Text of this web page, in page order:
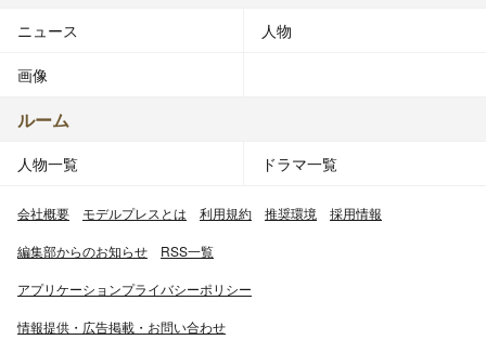
ニュース 人物
画像
ルーム
人物一覧 ドラマ一覧
会社概要 モデルプレスとは 利用規約 推奨環境 採用情報
編集部からのお知らせ RSS一覧
アプリケーションプライバシーポリシー
情報提供・広告掲載・お問い合わせ